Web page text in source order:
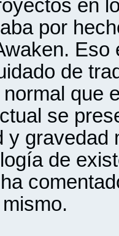
en
por
de
que
se
y gravedad
de